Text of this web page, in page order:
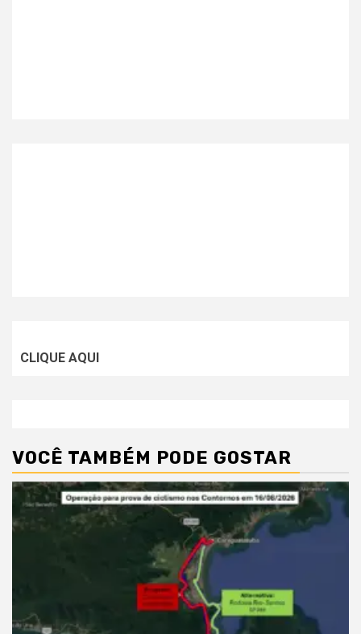
CLIQUE AQUI
VOCÊ TAMBÉM PODE GOSTAR